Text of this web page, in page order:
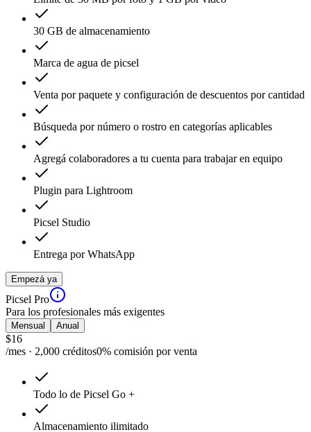
30 GB de almacenamiento
Marca de agua de picsel
Venta por paquete y configuración de descuentos por cantidad
Búsqueda por número o rostro en categorías aplicables
Agregá colaboradores a tu cuenta para trabajar en equipo
Plugin para Lightroom
Picsel Studio
Entrega por WhatsApp
Empezá ya
Picsel Pro
Para los profesionales más exigentes
Mensual Anual
$16
/mes · 2,000 créditos0% comisión por venta
Todo lo de Picsel Go +
Almacenamiento ilimitado